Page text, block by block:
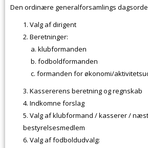
Den ordinære generalforsamlings
Valg af dirigent
Beretninger:
klubformanden
fodboldformanden
formanden for økonomi/
Kassererens beretning og regnskab
Indkomne forslag
Valg af klubformand / kasserer /
bestyrelsesmedlem
Valg af fodboldudvalg: